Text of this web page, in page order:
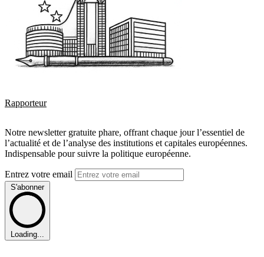
Rapporteur
Notre newsletter gratuite phare, offrant chaque jour l’essentiel de
l’actualité et de l’analyse des institutions et capitales européennes.
Indispensable pour suivre la politique européenne.
Entrez votre email
S'abonner
Loading...